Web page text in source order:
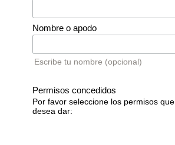
Nombre o apodo
Escribe tu nombre (opcional)
Permisos concedidos
Por favor seleccione los permisos que
desea dar: